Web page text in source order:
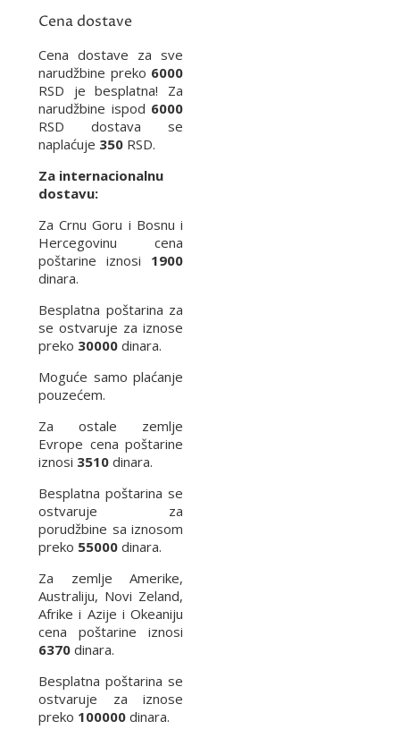
Cena dostave
Cena dostave za sve
narudžbine preko 6000
RSD je besplatna! Za
narudžbine ispod 6000
RSD dostava se
naplaćuje 350 RSD.
Za internacionalnu
dostavu:
Za Crnu Goru i Bosnu i
Hercegovinu cena
poštarine iznosi 1900
dinara.
Besplatna poštarina za
se ostvaruje za iznose
preko 30000 dinara.
Moguće samo plaćanje
pouzećem.
Za ostale zemlje
Evrope cena poštarine
iznosi 3510 dinara.
Besplatna poštarina se
ostvaruje za
porudžbine sa iznosom
preko 55000 dinara.
Za zemlje Amerike,
Australiju, Novi Zeland,
Afrike i Azije i Okeaniju
cena poštarine iznosi
6370 dinara.
Besplatna poštarina se
ostvaruje za iznose
preko 100000 dinara.